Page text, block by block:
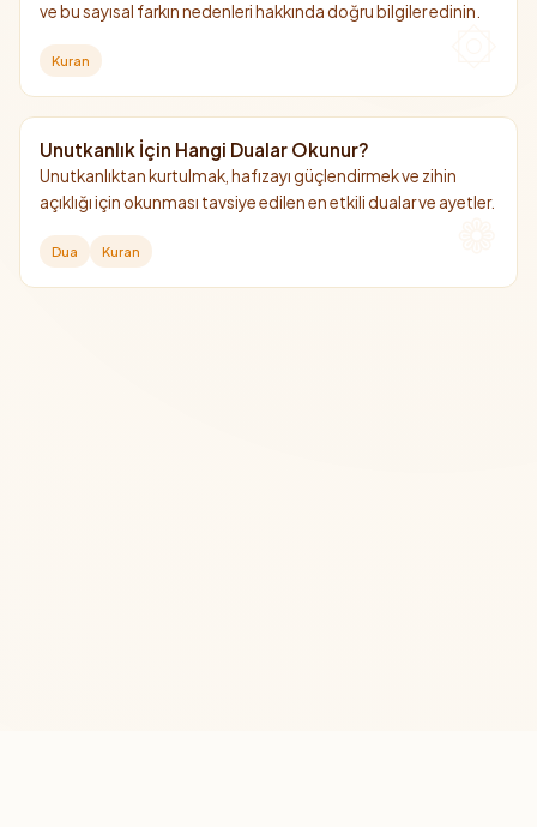
ve bu sayısal farkın nedenleri hakkında doğru bilgiler edinin.
Kuran
Unutkanlık İçin Hangi Dualar Okunur?
Unutkanlıktan kurtulmak, hafızayı güçlendirmek ve zihin
açıklığı için okunması tavsiye edilen en etkili dualar ve ayetler.
Dua Kuran